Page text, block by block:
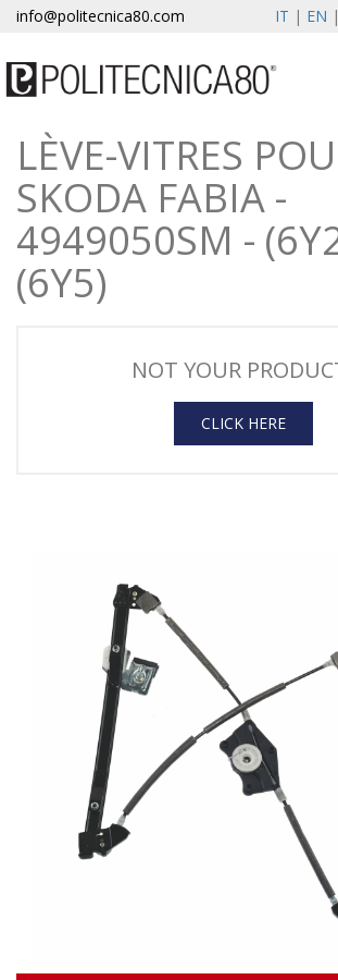
info@politecnica80.com IT | EN |
venerdì 7
Lève-
garantie
News
Contacts
LÈVE-VITRES
SKODA FABIA -
4949050SM -
(6Y5)
NOT YOUR
CLICK HERE